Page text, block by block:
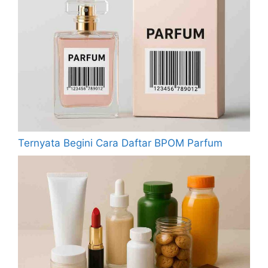
Ternyata Begini Cara Daftar BPOM Parfum